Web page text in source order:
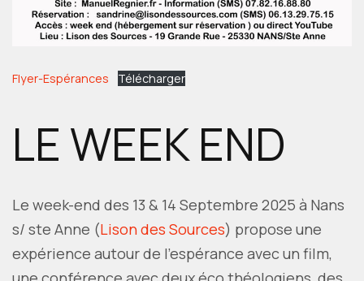
Flyer-Espérances Télécharger
LE WEEK END
Le week-end des 13 & 14 Septembre 2025 à Nans
s/ ste Anne (Lison des Sources) propose une
expérience autour de l’espérance avec un film,